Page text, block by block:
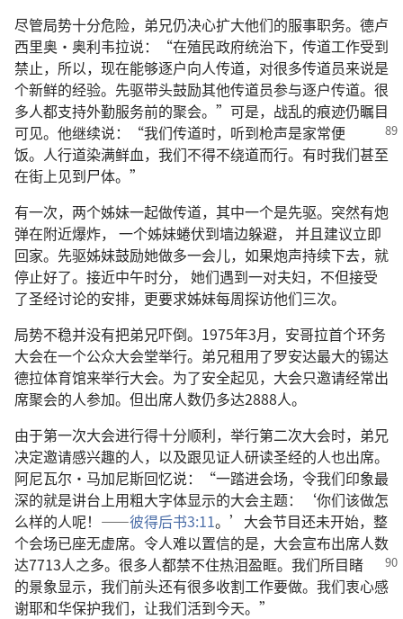
尽管局势十分危险，弟兄仍决心扩大他们的服事职务。德卢
西里奥·奥利韦拉说：“在殖民政府统治下，传道工作受到
禁止，所以，现在能够逐户向人传道，对很多传道员来说是
个新鲜的经验。先驱带头鼓励其他传道员参与逐户传道。很
多人都支持外勤服务前的聚会。”可是，战乱的痕迹仍瞩目
可见。他继续说：“我们传道时，听到枪声是家常便
饭。人行道染满鲜血，我们不得不绕道而行。有时我们甚至
在街上见到尸体。”
有一次，两个姊妹一起做传道，其中一个是先驱。突然有炮
弹在附近爆炸， 一个姊妹蜷伏到墙边躲避， 并且建议立即
回家。先驱姊妹鼓励她做多一会儿，如果炮声持续下去，就
停止好了。接近中午时分， 她们遇到一对夫妇，不但接受
了圣经讨论的安排，更要求姊妹每周探访他们三次。
局势不稳并没有把弟兄吓倒。1975年3月，安哥拉首个环务
大会在一个公众大会堂举行。弟兄租用了罗安达最大的锡达
德拉体育馆来举行大会。为了安全起见，大会只邀请经常出
席聚会的人参加。但出席人数仍多达2888人。
由于第一次大会进行得十分顺利，举行第二次大会时，弟兄
决定邀请感兴趣的人，以及跟见证人研读圣经的人也出席。
阿尼瓦尔·马加尼斯回忆说：“一踏进会场，令我们印象最
深的就是讲台上用粗大字体显示的大会主题：‘你们该做怎
么样的人呢！——彼得后书3:11。’大会节目还未开始，整
个会场已座无虚席。令人难以置信的是，大会宣布出席人数
达7713人之多。很多人都禁不住热泪盈眶。我们所目睹
的景象显示，我们前头还有很多收割工作要做。我们衷心感
谢耶和华保护我们，让我们活到今天。”